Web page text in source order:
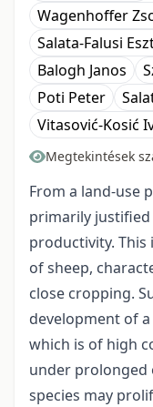
Wagenhoffer
Salata-Falusi
Balogh Janos
Poti Peter
Vitasović-Kosić
Megtekintések
From a land-use
primarily
productivity.
of sheep,
close cropping.
development of
which is of high
under prolonged
species may